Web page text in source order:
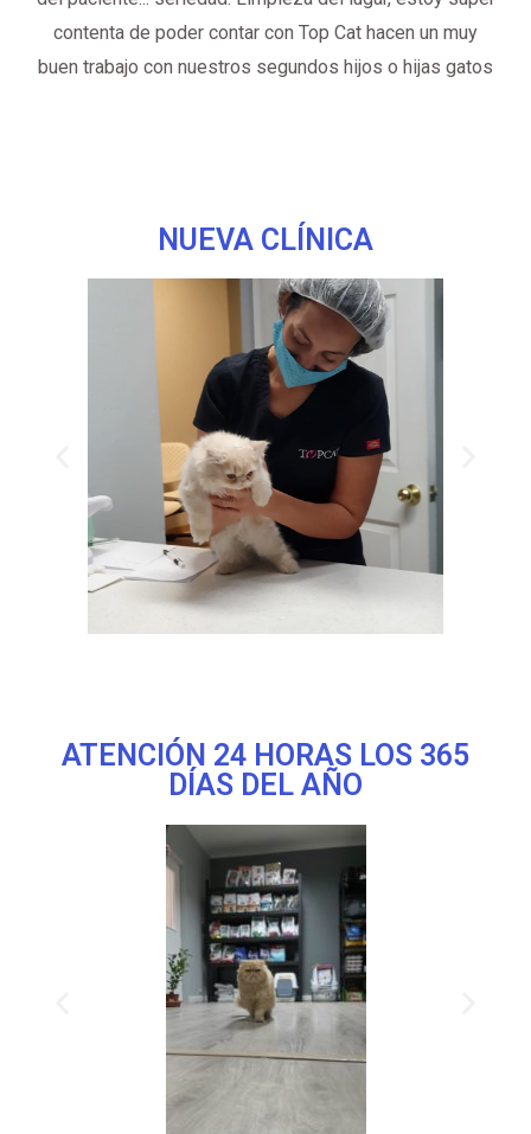
contenta de poder contar con Top Cat hacen un muy
buen trabajo con nuestros segundos hijos o hijas gatos
NUEVA CLÍNICA
ATENCIÓN 24 HORAS LOS 365
DÍAS DEL AÑO